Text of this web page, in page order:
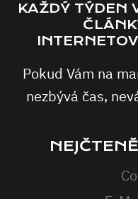
KAŽDÝ TÝDEN
Pokud Vám na
nezbývá čas,